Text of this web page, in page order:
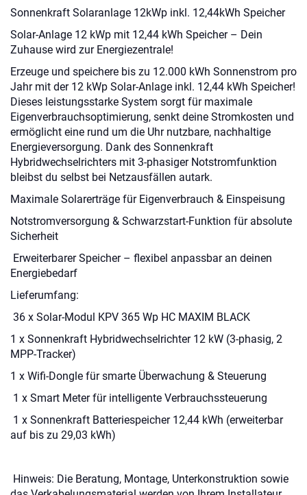
Sonnenkraft Solaranlage 12kWp inkl. 12,44kWh Speicher
Solar-Anlage 12 kWp mit 12,44 kWh Speicher – Dein
Zuhause wird zur Energiezentrale!
Erzeuge und speichere bis zu 12.000 kWh Sonnenstrom pro
Jahr mit der 12 kWp Solar-Anlage inkl. 12,44 kWh Speicher!
Dieses leistungsstarke System sorgt für maximale
Eigenverbrauchsoptimierung, senkt deine Stromkosten und
ermöglicht eine rund um die Uhr nutzbare, nachhaltige
Energieversorgung. Dank des Sonnenkraft
Hybridwechselrichters mit 3-phasiger Notstromfunktion
bleibst du selbst bei Netzausfällen autark.
Maximale Solarerträge für Eigenverbrauch & Einspeisung
Notstromversorgung & Schwarzstart-Funktion für absolute
Sicherheit
Erweiterbarer Speicher – flexibel anpassbar an deinen
Energiebedarf
Lieferumfang:
36 x Solar-Modul KPV 365 Wp HC MAXIM BLACK
1 x Sonnenkraft Hybridwechselrichter 12 kW (3-phasig, 2
MPP-Tracker)
1 x Wifi-Dongle für smarte Überwachung & Steuerung
1 x Smart Meter für intelligente Verbrauchssteuerung
1 x Sonnenkraft Batteriespeicher 12,44 kWh (erweiterbar
auf bis zu 29,03 kWh)
Hinweis: Die Beratung, Montage, Unterkonstruktion sowie